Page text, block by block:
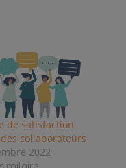
de satisfaction
collaborateurs
2022